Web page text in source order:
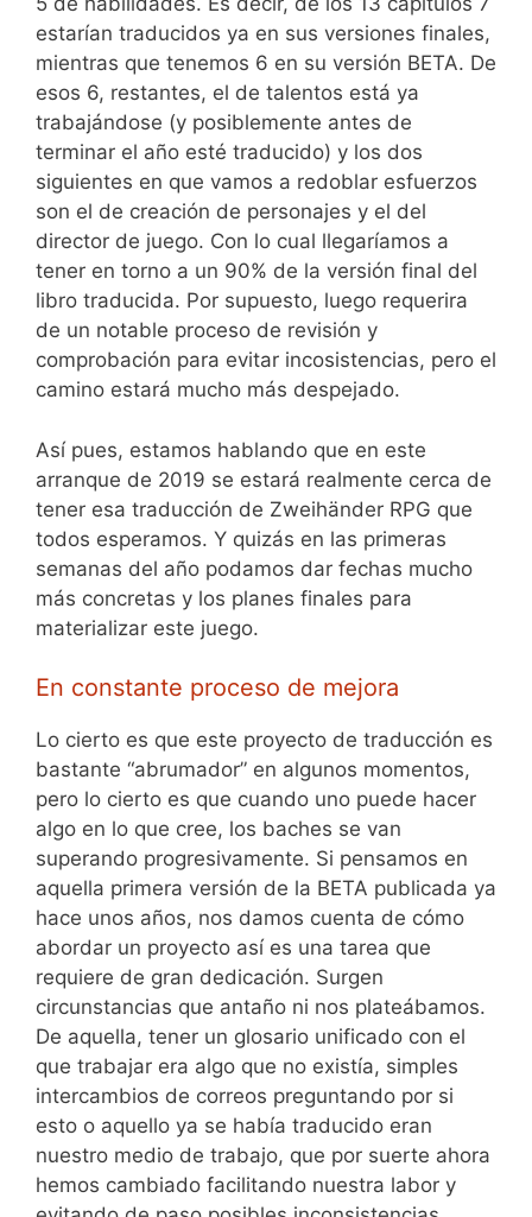
estarían traducidos ya en sus versiones finales,
mientras que tenemos 6 en su versión BETA. De
esos 6, restantes, el de talentos está ya
trabajándose (y posiblemente antes de
terminar el año esté traducido) y los dos
siguientes en que vamos a redoblar esfuerzos
son el de creación de personajes y el del
director de juego. Con lo cual llegaríamos a
tener en torno a un 90% de la versión final del
libro traducida. Por supuesto, luego requerira
de un notable proceso de revisión y
comprobación para evitar incosistencias, pero el
camino estará mucho más despejado.
Así pues, estamos hablando que en este
arranque de 2019 se estará realmente cerca de
tener esa traducción de Zweihänder RPG que
todos esperamos. Y quizás en las primeras
semanas del año podamos dar fechas mucho
más concretas y los planes finales para
materializar este juego.
En constante proceso de mejora
Lo cierto es que este proyecto de traducción es
bastante “abrumador” en algunos momentos,
pero lo cierto es que cuando uno puede hacer
algo en lo que cree, los baches se van
superando progresivamente. Si pensamos en
aquella primera versión de la BETA publicada ya
hace unos años, nos damos cuenta de cómo
abordar un proyecto así es una tarea que
requiere de gran dedicación. Surgen
circunstancias que antaño ni nos plateábamos.
De aquella, tener un glosario unificado con el
que trabajar era algo que no existía, simples
intercambios de correos preguntando por si
esto o aquello ya se había traducido eran
nuestro medio de trabajo, que por suerte ahora
hemos cambiado facilitando nuestra labor y